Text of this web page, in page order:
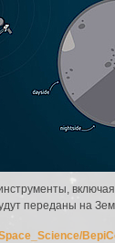
переданы на